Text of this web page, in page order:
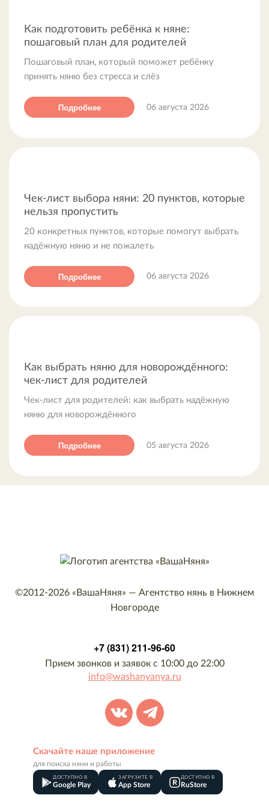
С какого возраста нужна няня: когда нанимать
и на что обратить внимание
Няня или детский сад: честное сравнение для
родителей
Как подготовить ребёнка к няне:
пошаговый план для родителей
Пошаговый план, который поможет ребёнку
принять няню без стресса и слёз
Подробнее 06 августа 2026
Чек-лист выбора няни: 20 пунктов, которые
нельзя пропустить
20 конкретных пунктов, которые помогут выбрать
надёжную няню и не пожалеть
Подробнее 06 августа 2026
Как выбрать няню для новорождённого:
чек-лист для родителей
Чек-лист для родителей: как выбрать надёжную
няню для новорождённого
Подробнее 05 августа 2026
©2012-2026 «ВашаНяня» — Агентство нянь в Нижнем
Новгороде
+7 (831) 211-96-60
Прием звонков и заявок с 10:00 до 22:00
info@washanyanya.ru
Скачайте наше приложение
для поиска няни и работы
ДОСТУПНО В
Google Play
ЗАГРУЗИТЕ В
App Store
ДОСТУПНО В
RuStore